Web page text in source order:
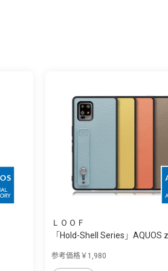
ＬＯＯＦ
「Hold-Shell Series」AQUOS
参考価格￥1,980